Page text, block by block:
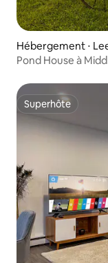
Hébergement ⋅
Pond House à
Superhôte
Superhôte